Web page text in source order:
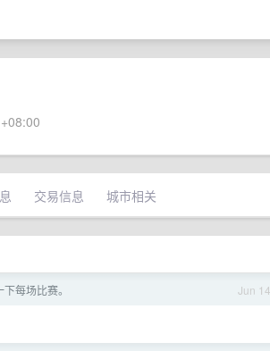
交易信息 城市相关
Jun 14
每场比赛。